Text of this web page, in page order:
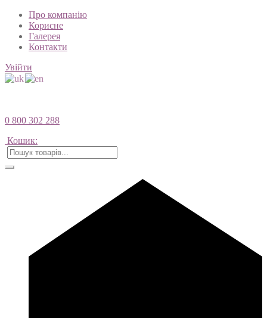
Про компанію
Корисне
Галерея
Контакти
Увійти
0 800 302 288
Кошик: